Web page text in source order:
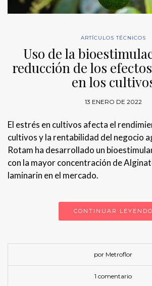
ARTÍCULOS TÉCNICOS
Uso de la
reducción de los
en los
13 ENERO DE 2022
El estrés en cultivos afecta el
cultivos y la rentabilidad del negocio
Rotam ha desarrollado un
con la mayor concentración de
laminarin en el mercado.
CONTINUAR LEYENDO
por Metroflor
1 comentario